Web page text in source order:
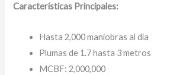
Características Principales:
Hasta 2,000 maniobras al día
Plumas de 1.7 hasta 3 metros
MCBF: 2,000,000